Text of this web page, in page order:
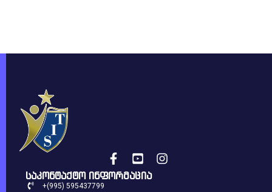
საკონტაქტო ინფორმაცია
+(995) 595437799